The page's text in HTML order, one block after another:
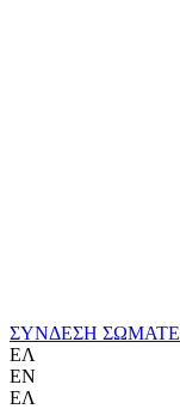
ΣΥΝΔΕΣΗ
ΕΛ
EN
ΕΛ